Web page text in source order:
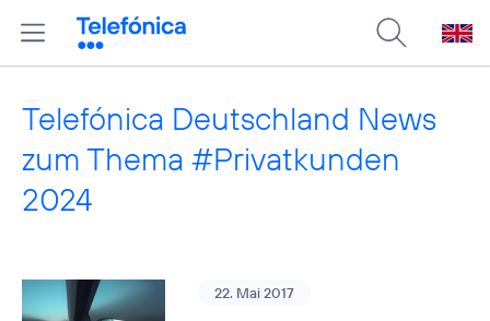
Telefónica Deutschland News
zum Thema #Privatkunden
2024
22. Mai 2017